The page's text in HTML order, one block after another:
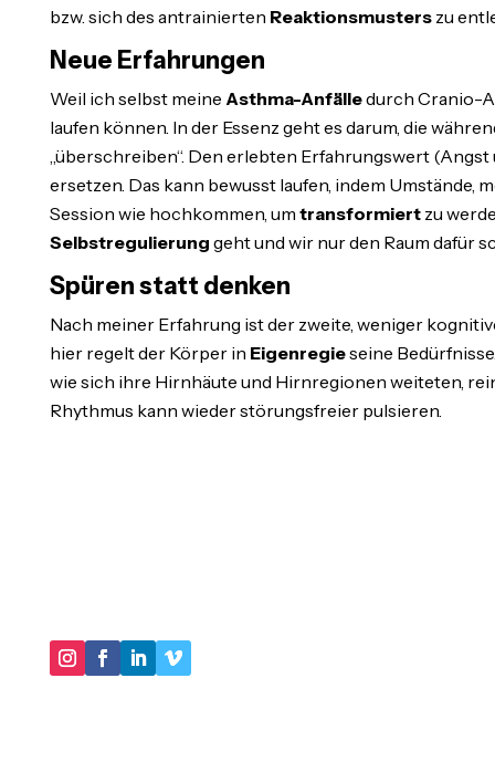
bzw. sich des antrainierten Reaktionsmusterszu
Neue Erfahrungen
Weil ich selbst meine Asthma-Anfälledurch Cranio-
laufen können. In der Essenz geht es darum, die
„überschreiben“. Den erlebten Erfahrungswert
ersetzen. Das kann bewusst laufen, indem Umstände,
Session wie hochkommen, um transformiertzu
Selbstregulierung geht und wir nur den Raum dafür
Spüren statt denken
Nach meiner Erfahrung ist der zweite, weniger
hier regelt der Körper in Eigenregieseine
wie sich ihre Hirnhäute und Hirnregionen weiteten,
Rhythmus kann wieder störungsfreier pulsieren.